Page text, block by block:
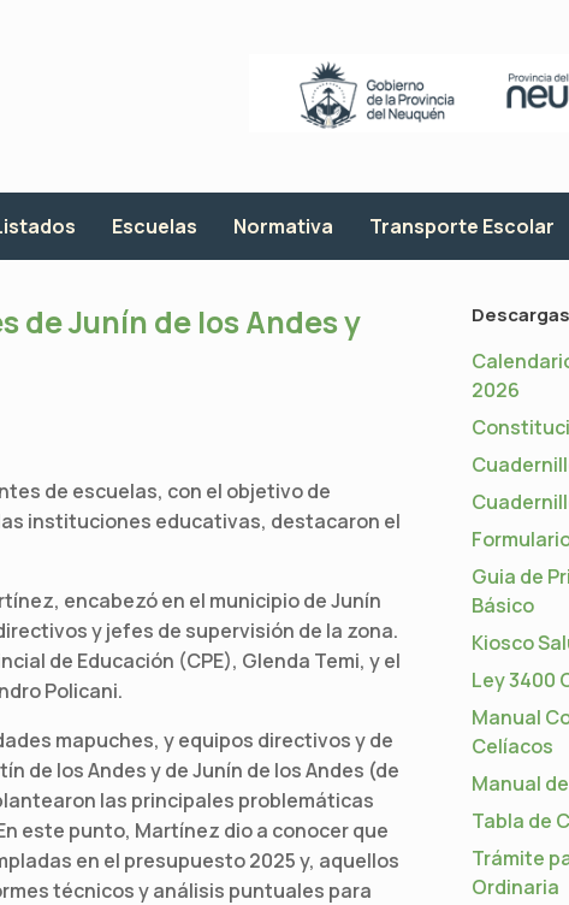
Escuelas Normativa Transporte Escolar
de Junín de los Andes y
de escuelas, con el objetivo de
instituciones educativas, destacaron el
encabezó en el municipio de Junín
y jefes de supervisión de la zona.
de Educación (CPE), Glenda Temi, y el
Policani.
mapuches, y equipos directivos y de
de los Andes y de Junín de los Andes (de
las principales problemáticas
este punto, Martínez dio a conocer que
en el presupuesto 2025 y, aquellos
técnicos y análisis puntuales para
Descargas
2026
Guia de
Básico
Kiosco
Ley 3400
Manual
Celíacos
Manual
Tabla de
Trámite
Ordinaria